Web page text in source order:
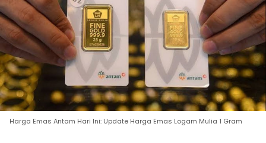
Harga Emas Antam Hari Ini: Update Harga Emas Logam Mulia 1 Gram